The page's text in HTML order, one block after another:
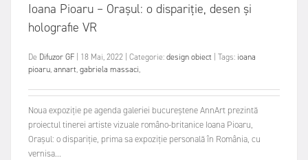
Ioana Pioaru – Orașul: o dispariție, desen și
holografie VR
De Difuzor GF 18 Mai, 2022 Categorie:design obiect Tags: ioana
pioaru,annart,gabriela massaci,
Noua expoziție pe agenda galeriei bucureștene AnnArt prezintă
proiectul tinerei artiste vizuale româno-britanice Ioana Pioaru,
Orașul: o dispariție, prima sa expoziție personală în România, cu
vernisa...